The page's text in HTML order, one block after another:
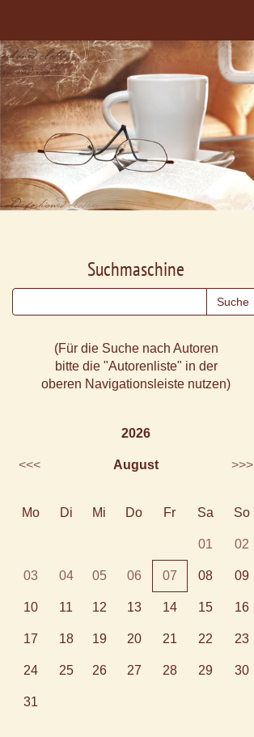
Suchmaschine
(Für die Suche nach Autoren
bitte die "Autorenliste" in der
oberen Navigationsleiste nutzen)
2026
<<< August >>>
Mo Di Mi Do Fr Sa So
01 02
03 04 05 06 07 08 09
10 11 12 13 14 15 16
17 18 19 20 21 22 23
24 25 26 27 28 29 30
31